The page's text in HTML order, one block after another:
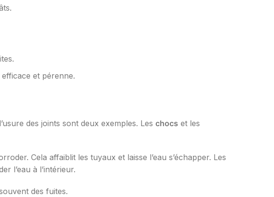
et pérenne.
des joints sont deux exemples. Les chocs et les
Cela affaiblit les tuyaux et laisse l’eau s’échapper. Les
l’eau à l’intérieur.
des fuites.